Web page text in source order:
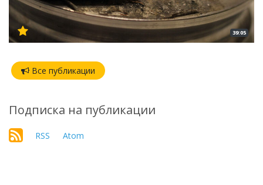
39:05
Все публикации
Подписка на публикации
RSS Atom